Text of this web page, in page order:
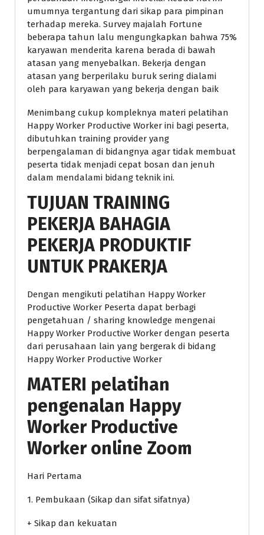
umumnya tergantung dari sikap para pimpinan
terhadap mereka. Survey majalah Fortune
beberapa tahun lalu mengungkapkan bahwa 75%
karyawan menderita karena berada di bawah
atasan yang menyebalkan. Bekerja dengan
atasan yang berperilaku buruk sering dialami
oleh para karyawan yang bekerja dengan baik
Menimbang cukup kompleknya materi pelatihan
Happy Worker Productive Worker ini bagi peserta,
dibutuhkan training provider yang
berpengalaman di bidangnya agar tidak membuat
peserta tidak menjadi cepat bosan dan jenuh
dalam mendalami bidang teknik ini.
TUJUAN TRAINING
PEKERJA BAHAGIA
PEKERJA PRODUKTIF
UNTUK PRAKERJA
Dengan mengikuti pelatihan Happy Worker
Productive Worker Peserta dapat berbagi
pengetahuan / sharing knowledge mengenai
Happy Worker Productive Worker dengan peserta
dari perusahaan lain yang bergerak di bidang
Happy Worker Productive Worker
MATERI pelatihan
pengenalan Happy
Worker Productive
Worker online Zoom
Hari Pertama
1. Pembukaan (Sikap dan sifat sifatnya)
+ Sikap dan kekuatan